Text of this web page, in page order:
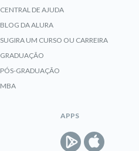
CENTRAL DE AJUDA
BLOG DA ALURA
SUGIRA UM CURSO OU CARREIRA
GRADUAÇÃO
PÓS-GRADUAÇÃO
MBA
APPS